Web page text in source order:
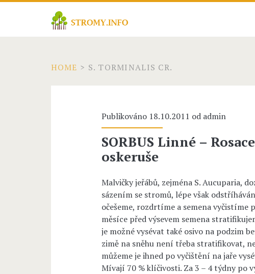
HOME > S. TORMINALIS CR.
Publikováno 18.10.2011 od admin
SORBUS Linné –
oskeruše
Malvičky jeřábů, zejména S. Aucuparia,
sázením se stromů, lépe však
očešeme, rozdrtíme a semena vyčistíme
měsíce před výsevem semena
je možné vysévat také osivo na podzim
zimě na sněhu není třeba stratifikovat,
můžeme je ihned po vyčištění na jaře
Mívají 70 % klíčivosti. Za 3 – 4 týdny po